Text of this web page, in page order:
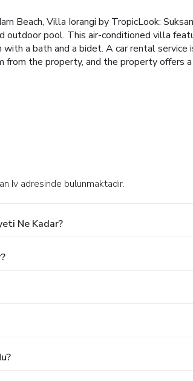
Beach, Villa Iorangi by TropicLook:
outdoor pool. This air-conditioned villa
a bath and a bidet. A car rental service
the property, and the property offers
Iv adresinde bulunmaktadır.
Ne Kadar?